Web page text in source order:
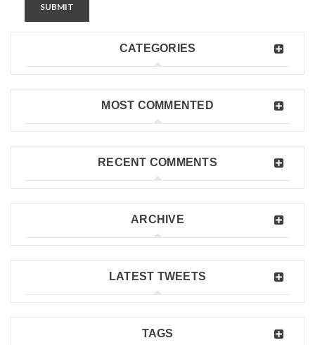
SUBMIT
CATEGORIES
MOST COMMENTED
RECENT COMMENTS
ARCHIVE
LATEST TWEETS
TAGS